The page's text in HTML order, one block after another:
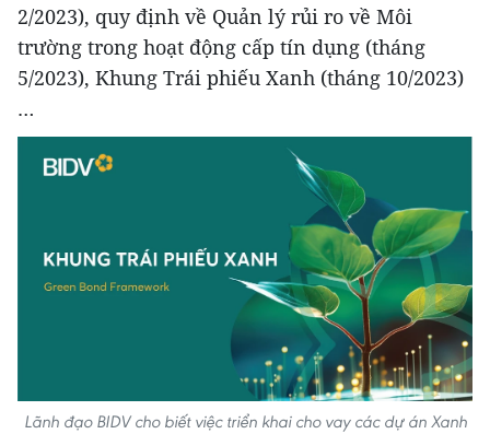
2/2023), quy định về Quản lý rủi ro về Môi
trường trong hoạt động cấp tín dụng (tháng
5/2023), Khung Trái phiếu Xanh (tháng 10/2023)
…
Lãnh đạo BIDV cho biết việc triển khai cho vay các dự án Xanh